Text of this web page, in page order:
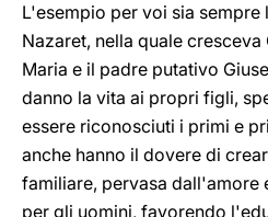
L'esempio per voi sia sempre
Nazaret, nella quale
Maria e il padre putativo
danno la vita ai propri figli,
essere riconosciuti i primi e
anche hanno il dovere di
familiare, pervasa dall'amore
per gli uomini, favorendo